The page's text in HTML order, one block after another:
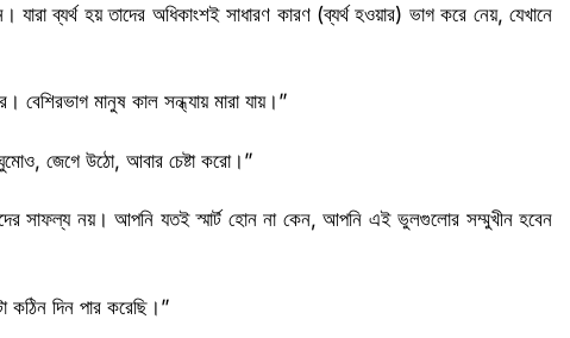
ব্যর্থ হয় তাদের অধিকাংশই সাধারণ কারণ (ব্যর্থ হওয়ার) ভাগ করে নেয়, যেখানে
মানুষ কাল সন্ধ্যায় মারা যায়।”
জেগে উঠো, আবার চেষ্টা করো।”
সাফল্য নয়। আপনি যতই স্মার্ট হোন না কেন, আপনি এই ভুলগুলোর সম্মুখীন হবেন
দিন পার করেছি।”